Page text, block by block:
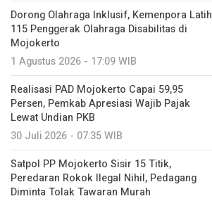
Dorong Olahraga Inklusif, Kemenpora Latih
115 Penggerak Olahraga Disabilitas di
Mojokerto
1 Agustus 2026 - 17:09 WIB
Realisasi PAD Mojokerto Capai 59,95
Persen, Pemkab Apresiasi Wajib Pajak
Lewat Undian PKB
30 Juli 2026 - 07:35 WIB
Satpol PP Mojokerto Sisir 15 Titik,
Peredaran Rokok Ilegal Nihil, Pedagang
Diminta Tolak Tawaran Murah